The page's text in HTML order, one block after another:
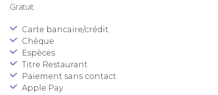
Gratuit.
Carte bancaire/crédit
Chèque
Espèces
Titre Restaurant
Paiement sans contact
Apple Pay